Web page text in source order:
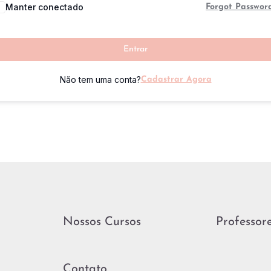
Manter conectado Forgot
Entrar
Não tem uma conta?Cadastrar Agora
Nossos Cursos